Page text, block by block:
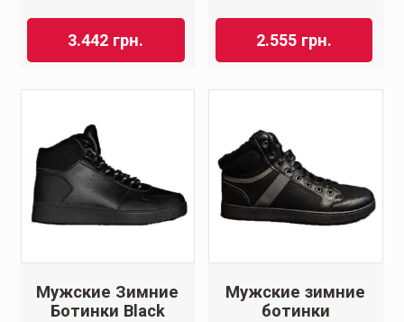
3.442 грн. 2.555 грн.
Мужские Зимние
Ботинки Black
Мужские зимние
ботинки